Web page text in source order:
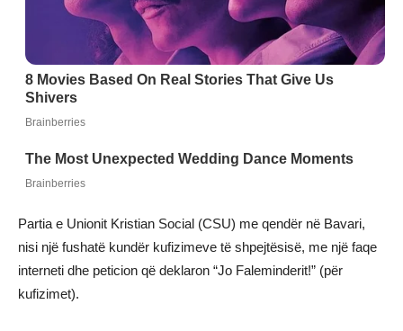
Partia e Unionit Kristian Social (CSU) me qendër në Bavari,
nisi një fushatë kundër kufizimeve të shpejtësisë, me një faqe
interneti dhe peticion që deklaron “Jo Faleminderit!” (për
kufizimet).